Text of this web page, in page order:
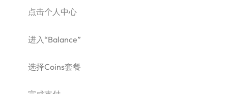
点击个人中心
进入“Balance”
选择Coins套餐